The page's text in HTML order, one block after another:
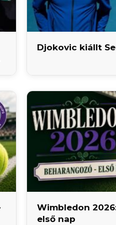
Djokovic kiállt
Wimbledon
első nap